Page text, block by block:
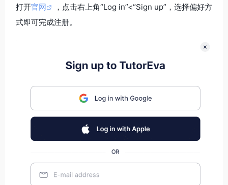
打开官网
，点击右上角“Log in”<“Sign up”，选择偏好方
式即可完成注册。